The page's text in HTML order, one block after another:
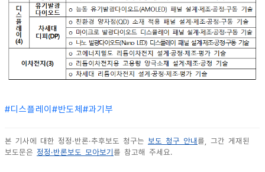
#디스플레이 #반도체 #과기부
본 기사에 대한 정정·반론·추후보도 청구는 보도 청구 안내 를, 그간 게재된
보도문은 정정·반론보도 모아보기 를 참고해 주세요.